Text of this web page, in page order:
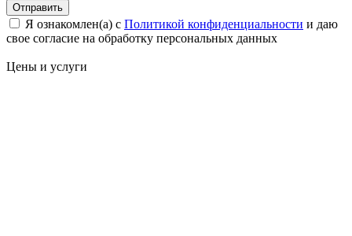
Отправить
Я ознакомлен(а) с Политикой конфиденциальности и даю
свое cогласие на обработку персональных данных
Цены и услуги